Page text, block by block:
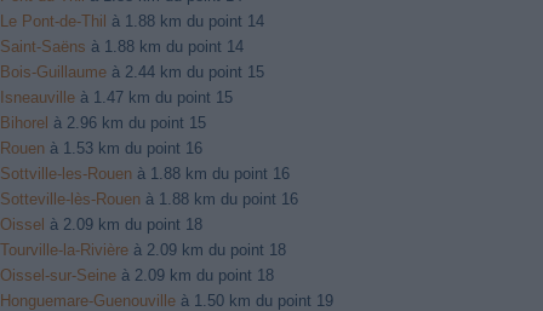
Le Pont-de-Thil à 1.88 km du point 14
Saint-Saëns à 1.88 km du point 14
Bois-Guillaume à 2.44 km du point 15
Isneauville à 1.47 km du point 15
Bihorel à 2.96 km du point 15
Rouen à 1.53 km du point 16
Sottville-les-Rouen à 1.88 km du point 16
Sotteville-lès-Rouen à 1.88 km du point 16
Oissel à 2.09 km du point 18
Tourville-la-Rivière à 2.09 km du point 18
Oissel-sur-Seine à 2.09 km du point 18
Honguemare-Guenouville à 1.50 km du point 19